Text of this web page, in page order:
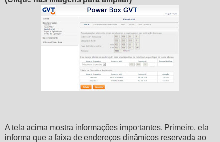
A tela acima mostra informações importantes. Primeiro, ela
informa que a faixa de endereços dinâmicos reservada ao